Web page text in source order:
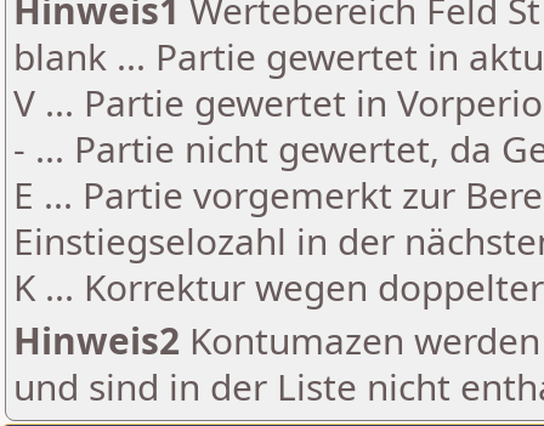
Hinweis1 Wertebereich Feld
blank ... Partie gewertet in
V ... Partie gewertet in
- ... Partie nicht gewertet, da
E ... Partie vorgemerkt zur
Einstiegselozahl in der
K ... Korrektur wegen
Hinweis2 Kontumazen
und sind in der Liste nicht